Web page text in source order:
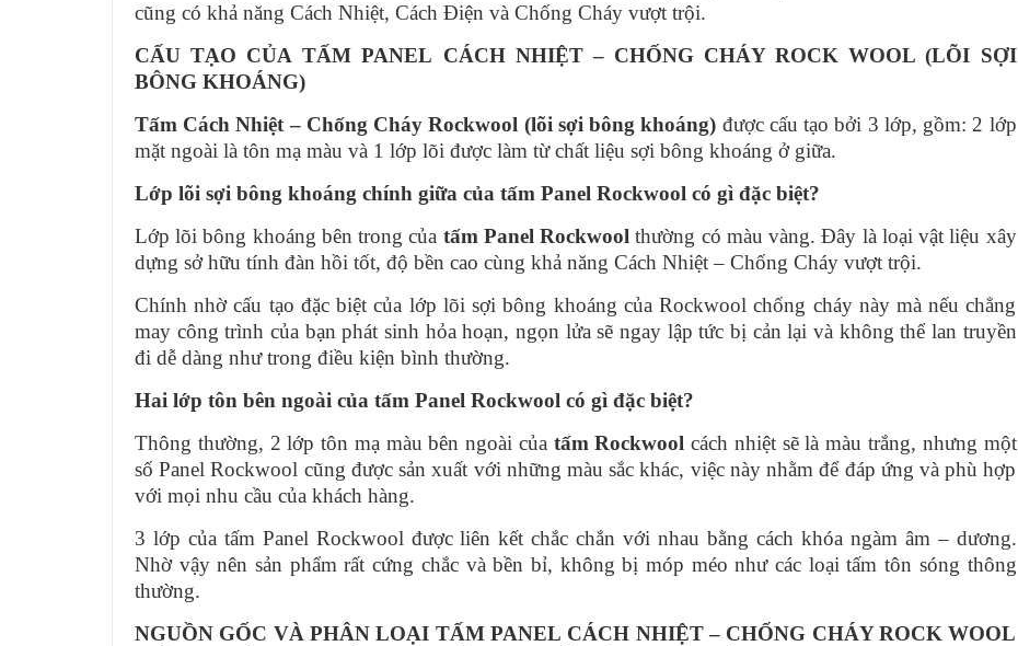
cũng có khả năng Cách Nhiệt, Cách Điện và Chống Cháy vượt trội.
CẤU TẠO CỦA TẤM PANEL CÁCH NHIỆT – CHỐNG CHÁY ROCK WOOL (LÕI SỢI
BÔNG KHOÁNG)
Tấm Cách Nhiệt – Chống Cháy Rockwool (lõi sợi bông khoáng) được cấu tạo bởi 3 lớp, gồm: 2 lớp
mặt ngoài là tôn mạ màu và 1 lớp lõi được làm từ chất liệu sợi bông khoáng ở giữa.
Lớp lõi sợi bông khoáng chính giữa của tấm Panel Rockwool có gì đặc biệt?
Lớp lõi bông khoáng bên trong của tấm Panel Rockwool thường có màu vàng. Đây là loại vật liệu xây
dựng sở hữu tính đàn hồi tốt, độ bền cao cùng khả năng Cách Nhiệt – Chống Cháy vượt trội.
Chính nhờ cấu tạo đặc biệt của lớp lõi sợi bông khoáng của Rockwool chống cháy này mà nếu chẳng
may công trình của bạn phát sinh hỏa hoạn, ngọn lửa sẽ ngay lập tức bị cản lại và không thể lan truyền
đi dễ dàng như trong điều kiện bình thường.
Hai lớp tôn bên ngoài của tấm Panel Rockwool có gì đặc biệt?
Thông thường, 2 lớp tôn mạ màu bên ngoài của tấm Rockwool cách nhiệt sẽ là màu trắng, nhưng một
số Panel Rockwool cũng được sản xuất với những màu sắc khác, việc này nhằm để đáp ứng và phù hợp
với mọi nhu cầu của khách hàng.
3 lớp của tấm Panel Rockwool được liên kết chắc chắn với nhau bằng cách khóa ngàm âm – dương.
Nhờ vậy nên sản phẩm rất cứng chắc và bền bỉ, không bị móp méo như các loại tấm tôn sóng thông
thường.
NGUỒN GỐC VÀ PHÂN LOẠI TẤM PANEL CÁCH NHIỆT – CHỐNG CHÁY ROCK WOOL